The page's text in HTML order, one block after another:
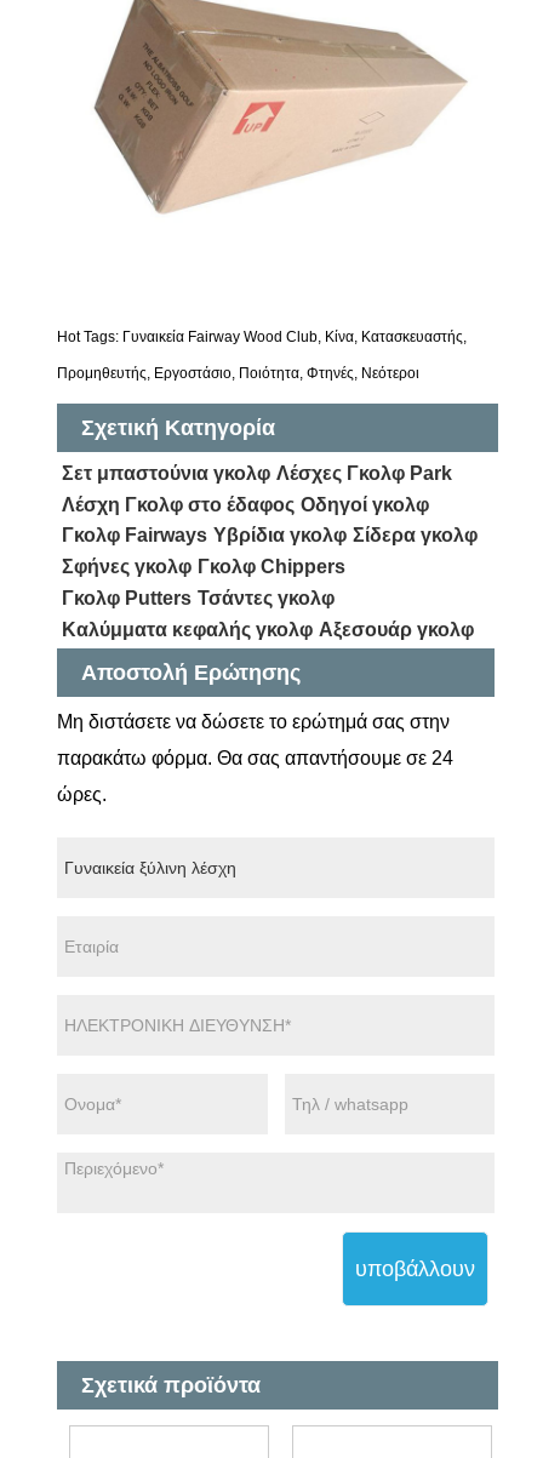
Hot Tags: Γυναικεία Fairway Wood Club, Κίνα, Κατασκευαστής,
Προμηθευτής, Εργοστάσιο, Ποιότητα, Φτηνές, Νεότεροι
Σχετική Κατηγορία
Σετ μπαστούνια γκολφ Λέσχες Γκολφ Park
Λέσχη Γκολφ στο έδαφος Οδηγοί γκολφ
Γκολφ Fairways Υβρίδια γκολφ Σίδερα γκολφ
Σφήνες γκολφ Γκολφ Chippers
Γκολφ Putters Τσάντες γκολφ
Καλύμματα κεφαλής γκολφ Αξεσουάρ γκολφ
Αποστολή Ερώτησης
Μη διστάσετε να δώσετε το ερώτημά σας στην
παρακάτω φόρμα. Θα σας απαντήσουμε σε 24
ώρες.
υποβάλλουν
Σχετικά προϊόντα